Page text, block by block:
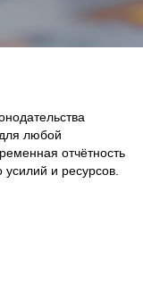
любой
отчётность
и ресурсов.